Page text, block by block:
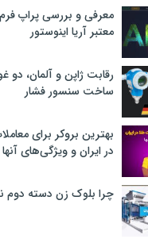
معرفی و بررسی پراپ فرم
معتبر آریا اینوستور
رقابت ژاپن و آلمان، دو
ساخت سنسور فشار
بهترین بروکر برای
در ایران و ویژگی‌های آنها
چرا بلوک زن دسته دوم